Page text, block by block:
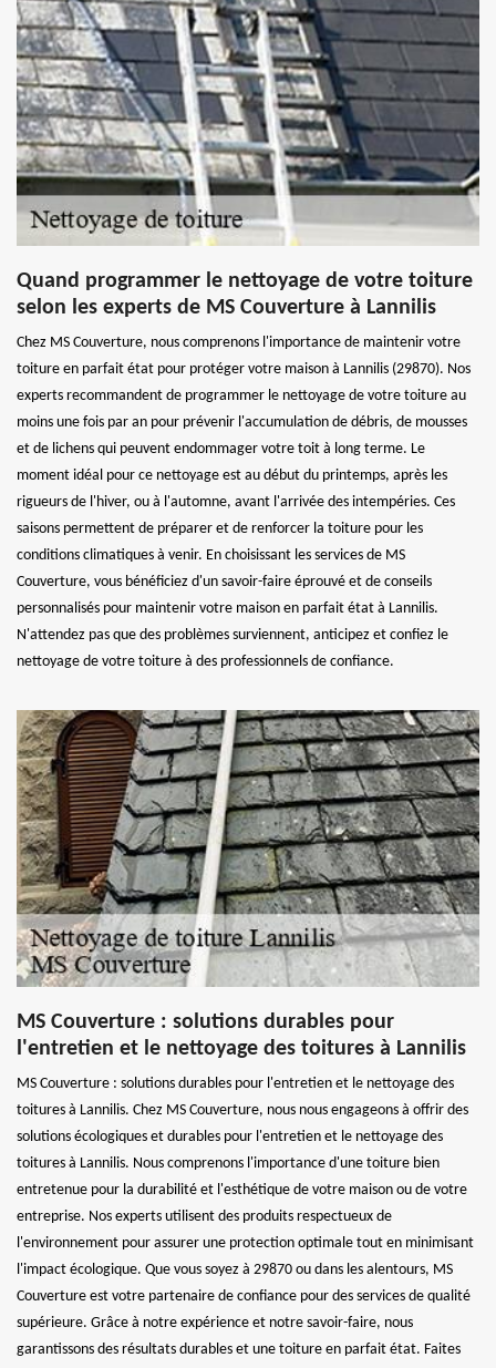
Quand programmer le nettoyage de votre toiture
selon les experts de MS Couverture à Lannilis
Chez MS Couverture, nous comprenons l'importance de maintenir votre
toiture en parfait état pour protéger votre maison à Lannilis (29870). Nos
experts recommandent de programmer le nettoyage de votre toiture au
moins une fois par an pour prévenir l'accumulation de débris, de mousses
et de lichens qui peuvent endommager votre toit à long terme. Le
moment idéal pour ce nettoyage est au début du printemps, après les
rigueurs de l'hiver, ou à l'automne, avant l'arrivée des intempéries. Ces
saisons permettent de préparer et de renforcer la toiture pour les
conditions climatiques à venir. En choisissant les services de MS
Couverture, vous bénéficiez d'un savoir-faire éprouvé et de conseils
personnalisés pour maintenir votre maison en parfait état à Lannilis.
N'attendez pas que des problèmes surviennent, anticipez et confiez le
nettoyage de votre toiture à des professionnels de confiance.
MS Couverture : solutions durables pour
l'entretien et le nettoyage des toitures à Lannilis
MS Couverture : solutions durables pour l'entretien et le nettoyage des
toitures à Lannilis. Chez MS Couverture, nous nous engageons à offrir des
solutions écologiques et durables pour l'entretien et le nettoyage des
toitures à Lannilis. Nous comprenons l'importance d'une toiture bien
entretenue pour la durabilité et l'esthétique de votre maison ou de votre
entreprise. Nos experts utilisent des produits respectueux de
l'environnement pour assurer une protection optimale tout en minimisant
l'impact écologique. Que vous soyez à 29870 ou dans les alentours, MS
Couverture est votre partenaire de confiance pour des services de qualité
supérieure. Grâce à notre expérience et notre savoir-faire, nous
garantissons des résultats durables et une toiture en parfait état. Faites